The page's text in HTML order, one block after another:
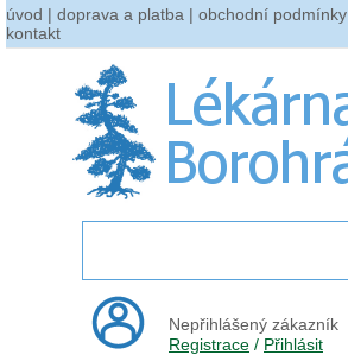
úvod | doprava a platba | obchodní podmínky
kontakt
Nepřihlášený zákazník
Registrace / Přihlásit